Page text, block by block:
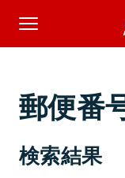
郵便番
検索結果